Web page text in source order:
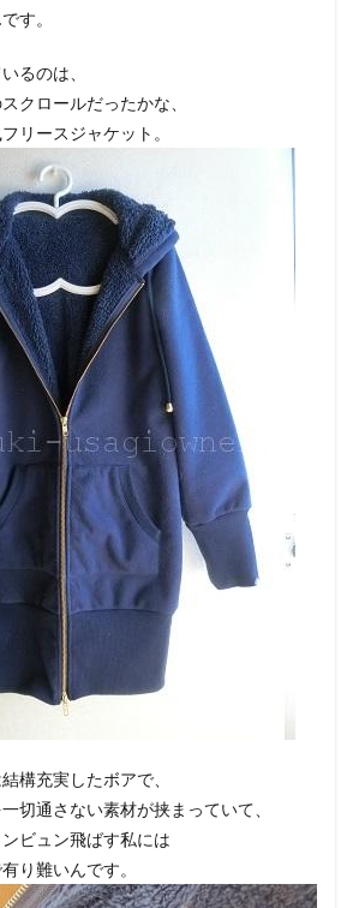
す。
るのは、
クロールだったかな、
リースジャケット。
構充実したボアで、
切通さない素材が挟まっていて、
ビュン飛ばす私には
り難いんです。